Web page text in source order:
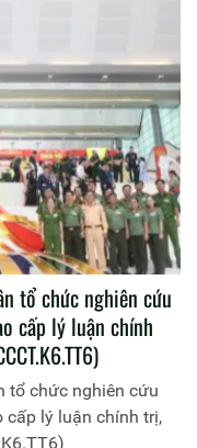
tổ chức nghiên cứu
cấp lý luận chính
tổ chức nghiên cứu
cấp lý luận chính trị,